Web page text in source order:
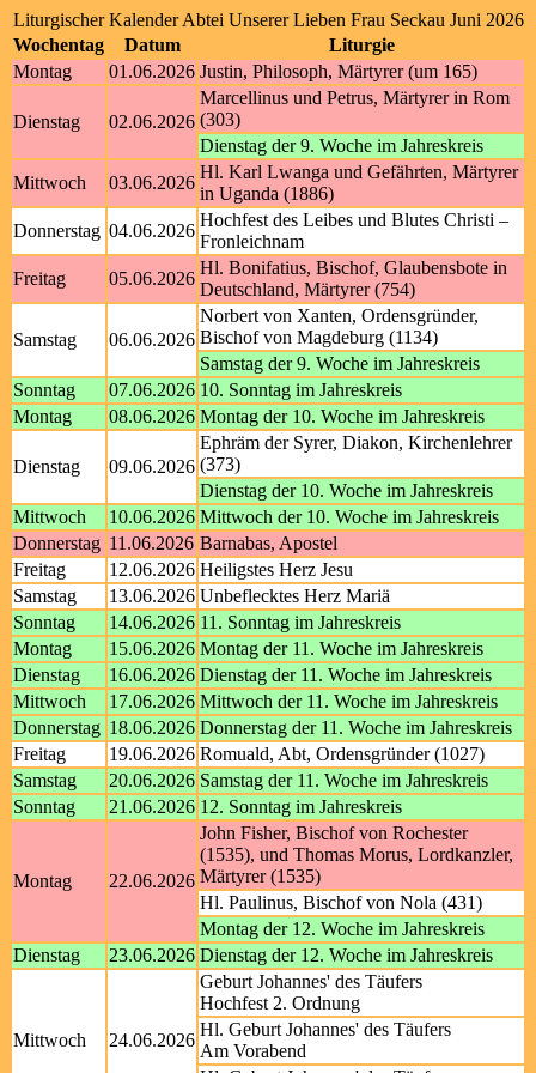
Liturgischer Kalender Abtei Unserer Lieben Frau Seckau Juni 2026
Wochentag
Datum
Liturgie
Montag
01.06.2026 Justin, Philosoph, Märtyrer (um 165)
Dienstag 02.06.2026
Marcellinus und Petrus, Märtyrer in Rom
(303)
Dienstag der 9. Woche im Jahreskreis
Mittwoch
03.06.2026
Hl. Karl Lwanga und Gefährten, Märtyrer
in Uganda (1886)
Donnerstag 04.06.2026
Hochfest des Leibes und Blutes Christi –
Fronleichnam
Freitag
05.06.2026
Hl. Bonifatius, Bischof, Glaubensbote in
Deutschland, Märtyrer (754)
Samstag 06.06.2026
Norbert von Xanten, Ordensgründer,
Bischof von Magdeburg (1134)
Samstag der 9. Woche im Jahreskreis
Sonntag
07.06.2026 10. Sonntag im Jahreskreis
Montag
08.06.2026 Montag der 10. Woche im Jahreskreis
Dienstag 09.06.2026
Ephräm der Syrer, Diakon, Kirchenlehrer
(373)
Dienstag der 10. Woche im Jahreskreis
Mittwoch
10.06.2026 Mittwoch der 10. Woche im Jahreskreis
Donnerstag 11.06.2026 Barnabas, Apostel
Freitag
12.06.2026 Heiligstes Herz Jesu
Samstag
13.06.2026 Unbeflecktes Herz Mariä
Sonntag
14.06.2026 11. Sonntag im Jahreskreis
Montag
15.06.2026 Montag der 11. Woche im Jahreskreis
Dienstag
16.06.2026 Dienstag der 11. Woche im Jahreskreis
Mittwoch
17.06.2026 Mittwoch der 11. Woche im Jahreskreis
Donnerstag 18.06.2026 Donnerstag der 11. Woche im Jahreskreis
Freitag
19.06.2026 Romuald, Abt, Ordensgründer (1027)
Samstag
20.06.2026 Samstag der 11. Woche im Jahreskreis
Sonntag
21.06.2026 12. Sonntag im Jahreskreis
Montag 22.06.2026
John Fisher, Bischof von Rochester
(1535), und Thomas Morus, Lordkanzler,
Märtyrer (1535)
Hl. Paulinus, Bischof von Nola (431)
Montag der 12. Woche im Jahreskreis
Dienstag
23.06.2026 Dienstag der 12. Woche im Jahreskreis
Mittwoch 24.06.2026
Geburt Johannes' des Täufers
Hochfest 2. Ordnung
Hl. Geburt Johannes' des Täufers
Am Vorabend